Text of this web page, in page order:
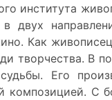
института
в двух
Как
творчества. В
Его
композицией. С